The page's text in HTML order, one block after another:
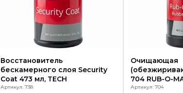
Восстановитель
бескамерного слоя Security
Coat 473 мл, TECH
Артикул: 738
Очищающая
704 RUB-O-
мл, TECH
Артикул: 704